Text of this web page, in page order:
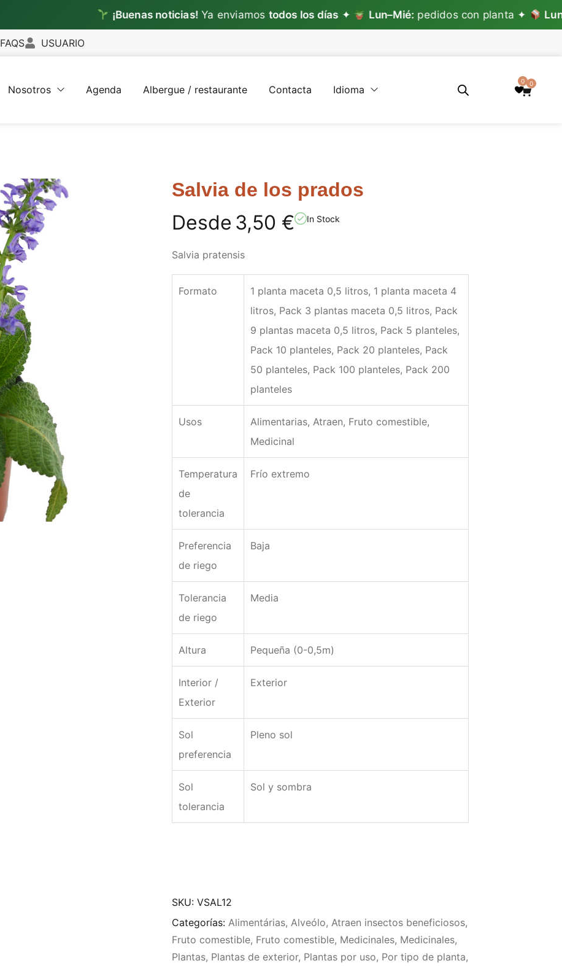
¡Buenas noticias!Ya enviamostodos los días ✦ Lun–Mié:pedidos con planta ✦ Lun–Vie:
FAQS USUARIO
Nosotros Agenda Albergue / restaurante Contacta Idioma
0 0
Salvia de los prados
Desde 3,50 € In Stock
Salvia pratensis
Formato
1 planta maceta 0,5 litros, 1 planta maceta 4
litros, Pack 3 plantas maceta 0,5 litros, Pack
9 plantas maceta 0,5 litros, Pack 5 planteles,
Pack 10 planteles, Pack 20 planteles, Pack
50 planteles, Pack 100 planteles, Pack 200
planteles
Usos
Alimentarias, Atraen, Fruto comestible,
Medicinal
Temperatura
de
tolerancia
Frío extremo
Preferencia
de riego
Baja
Tolerancia
de riego
Media
Altura Pequeña (0-0,5m)
Interior /
Exterior
Exterior
Sol
preferencia
Pleno sol
Sol
tolerancia
Sol y sombra
SKU: VSAL12
Categorías: Alimentárias, Alveólo, Atraen insectos beneficiosos,
Fruto comestible, Fruto comestible, Medicinales, Medicinales,
Plantas, Plantas de exterior, Plantas por uso, Por tipo de planta,